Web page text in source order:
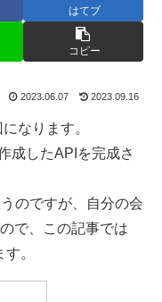
はてブ
コピー
2023.06.07 2023.09.16
なります。
成したAPIを完成さ
のですが、自分の会
で、この記事では
。